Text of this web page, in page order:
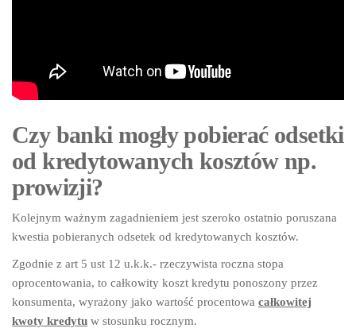
Czy banki mogły pobierać odsetki
od kredytowanych kosztów np.
prowizji?
Kolejnym ważnym zagadnieniem jest szeroko ostatnio poruszana
kwestia pobieranych odsetek od kredytowanych kosztów.
Zgodnie z art 5 ust 12 u.k.k.- rzeczywista roczna stopa
oprocentowania, to całkowity koszt kredytu ponoszony przez
konsumenta, wyrażony jako wartość procentowa całkowitej
kwoty kredytu w stosunku rocznym.